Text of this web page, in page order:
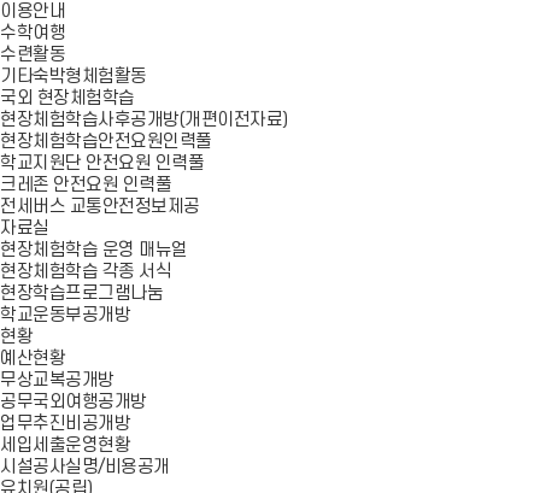
이용안내
수학여행
수련활동
기타숙박형체험활동
국외 현장체험학습
현장체험학습사후공개방(개편이전자료)
현장체험학습안전요원인력풀
학교지원단 안전요원 인력풀
크레존 안전요원 인력풀
전세버스 교통안전정보제공
자료실
현장체험학습 운영 매뉴얼
현장체험학습 각종 서식
현장학습프로그램나눔
학교운동부공개방
현황
예산현황
무상교복공개방
공무국외여행공개방
업무추진비공개방
세입세출운영현황
시설공사실명/비용공개
유치원(공립)